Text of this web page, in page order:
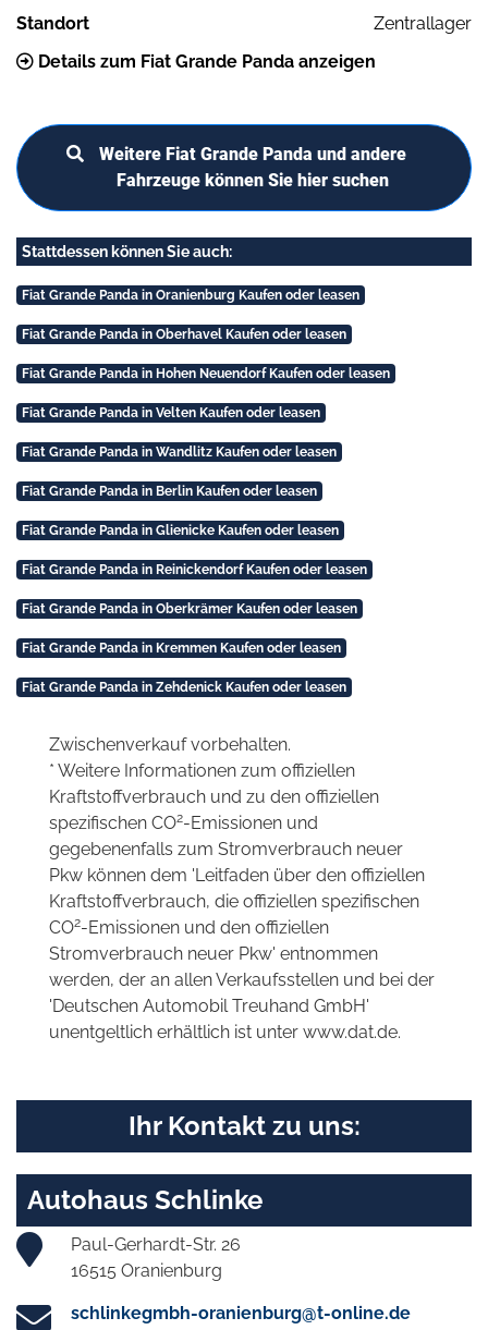
Standort
Zentrallager
Details zum Fiat Grande Panda anzeigen
Weitere Fiat Grande Panda und andere
Fahrzeuge können Sie hier suchen
Stattdessen können Sie auch:
Fiat Grande Panda in Oranienburg Kaufen oder leasen
Fiat Grande Panda in Oberhavel Kaufen oder leasen
Fiat Grande Panda in Hohen Neuendorf Kaufen oder leasen
Fiat Grande Panda in Velten Kaufen oder leasen
Fiat Grande Panda in Wandlitz Kaufen oder leasen
Fiat Grande Panda in Berlin Kaufen oder leasen
Fiat Grande Panda in Glienicke Kaufen oder leasen
Fiat Grande Panda in Reinickendorf Kaufen oder leasen
Fiat Grande Panda in Oberkrämer Kaufen oder leasen
Fiat Grande Panda in Kremmen Kaufen oder leasen
Fiat Grande Panda in Zehdenick Kaufen oder leasen
Zwischenverkauf vorbehalten.
* Weitere Informationen zum offiziellen
Kraftstoffverbrauch und zu den offiziellen
spezifischen CO2-Emissionen und
gegebenenfalls zum Stromverbrauch neuer
Pkw können dem 'Leitfaden über den offiziellen
Kraftstoffverbrauch, die offiziellen spezifischen
CO2-Emissionen und den offiziellen
Stromverbrauch neuer Pkw' entnommen
werden, der an allen Verkaufsstellen und bei der
'Deutschen Automobil Treuhand GmbH'
unentgeltlich erhältlich ist unter www.dat.de.
Ihr Kontakt zu uns:
Autohaus Schlinke
Paul-Gerhardt-Str. 26
16515 Oranienburg
schlinkegmbh-oranienburg@t-online.de